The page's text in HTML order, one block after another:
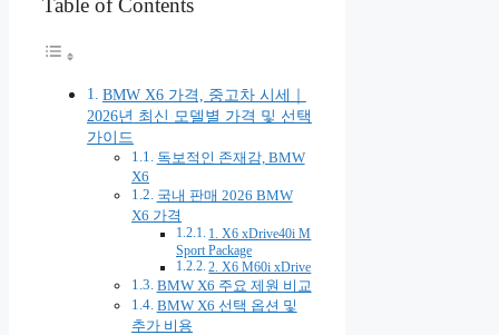
Table of Contents
BMW X6 가격, 중고차 시세｜
2026년 최신 모델별 가격 및 선택
가이드
독보적인 존재감, BMW
X6
국내 판매 2026 BMW
X6 가격
1. X6 xDrive40i M
Sport Package
2. X6 M60i xDrive
BMW X6 주요 제원 비교
BMW X6 선택 옵션 및
추가 비용